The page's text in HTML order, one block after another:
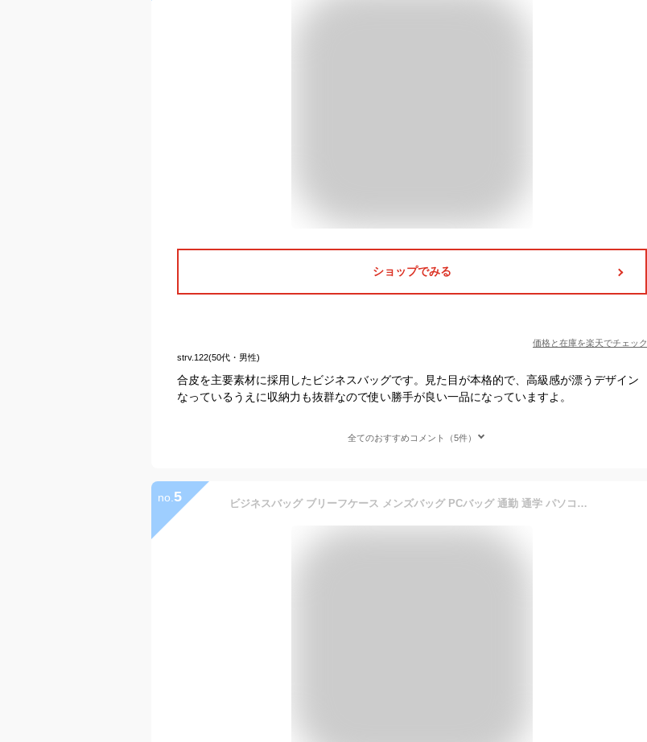
ショップでみる
価格と在庫を楽天でチェック
strv.122(50代・男性)
合皮を主要素材に採用したビジネスバッグです。見た目が本格的で、高級感が漂うデザイン
なっているうえに収納力も抜群なので使い勝手が良い一品になっていますよ。
全てのおすすめコメント（5件）
no. 5 ビジネスバッグ ブリーフケース メンズバッグ PCバッグ 通勤 通学 パソコンバッグ お仕事 鞄 カバン かばん オフィスカジュアル ビジカジ 出張 大容量 A4 オシャレ シンプル 人気 無地 男性用 ブラック ダークブラウン キャメル 革 PUレザー